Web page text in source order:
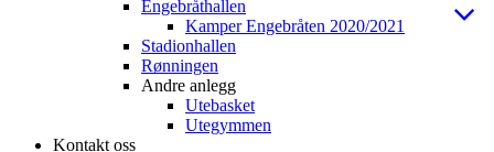
Engebråthallen
Kamper Engebråten 2020/2021
Stadionhallen
Rønningen
Andre anlegg
Utebasket
Utegymmen
Kontakt oss